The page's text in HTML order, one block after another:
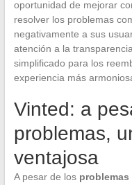
oportunidad de mejorar
resolver los problemas
negativamente a sus
atención a la
simplificado para los
experiencia más
Vinted: a
problemas,
ventajosa
A pesar de los